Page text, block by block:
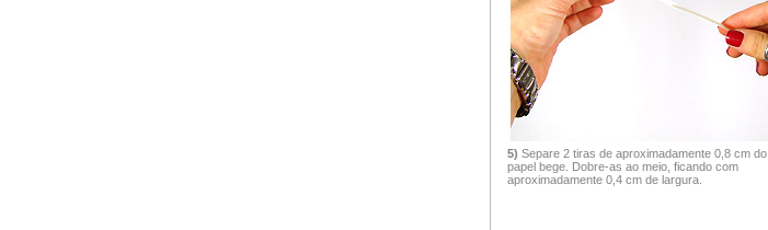
5) Separe 2 tiras de aproximadamente 0,8 cm do
papel bege. Dobre-as ao meio, ficando com
aproximadamente 0,4 cm de largura.